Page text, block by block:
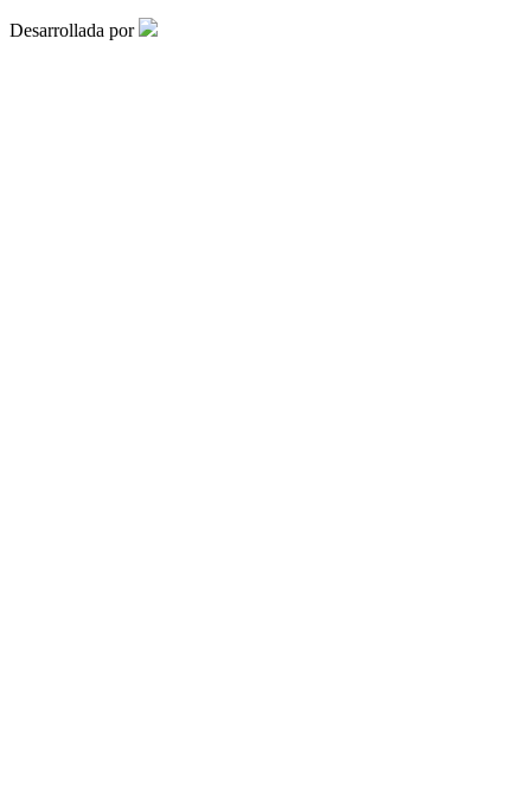
Desarrollada por